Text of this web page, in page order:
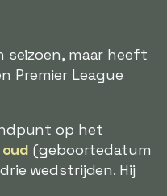
seizoen, maar heeft
Premier League
op het
(geboortedatum
wedstrijden. Hij